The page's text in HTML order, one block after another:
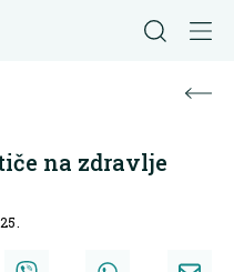
na zdravlje